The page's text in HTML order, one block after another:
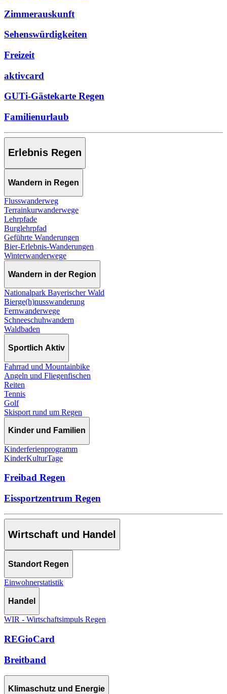
Zimmerauskunft
Sehenswürdigkeiten
Freizeit
aktivcard
GUTi-Gästekarte Regen
Familienurlaub
Erlebnis Regen
Wandern in Regen
Flusswanderweg
Terrainkurwanderwege
Lehrpfade
Burglehrpfad
Geführte Wanderungen
Bier-Erlebnis-Wanderungen
Winterwanderwege
Wandern in der Region
Nationalpark Bayerischer Wald
Bierge(h)nusswanderung
Fernwanderwege
Schneeschuhwandern
Waldbaden
Sportlich Aktiv
Fahrrad und Mountainbike
Angeln und Fliegenfischen
Reiten
Tennis
Golf
Skisport rund um Regen
Kinder und Familien
Kinderferienprogramm
KinderKulturTage
Freibad Regen
Eissportzentrum Regen
Wirtschaft und Handel
Standort Regen
Einwohnerstatistik
Handel
WIR - Wirtschaftsimpuls Regen
REGioCard
Breitband
Klimaschutz und Energie